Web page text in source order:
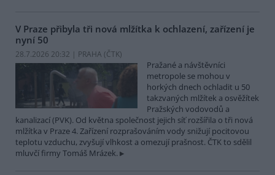
V Praze přibyla tři nová mlžítka k ochlazení, zařízení je
nyní 50
28.7.2026 20:32 | PRAHA (ČTK)
Pražané a návštěvníci
metropole se mohou v
horkých dnech ochladit u 50
takzvaných mlžítek a osvěžítek
Pražských vodovodů a
kanalizací (PVK). Od května společnost jejich síť rozšířila o tři nová
mlžítka v Praze 4. Zařízení rozprašováním vody snižují pocitovou
teplotu vzduchu, zvyšují vlhkost a omezují prašnost. ČTK to sdělil
mluvčí firmy Tomáš Mrázek.